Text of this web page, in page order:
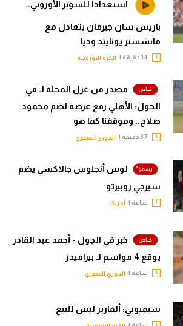
استعدادا للسوبر الأوروبي..
باريس سان جيرمان يتعادل مع
مانشستر يونايتد وديا
الكرة الأوروبية
مصدر من غزل المحلة لـ في
الجول: الأهلي رفع عرضه لضم محمود
صلاح.. وموقفنا كما هو
الدوري المصري
لوس أنجلوس جالاكسي يضم
سيرجي روبيرتو
ساعة | أمريكا
خبر في الجول - أحمد عبد القادر
يوقع 4 مواسم لـ بيراميدز
ساعة | الدوري المصري
سيميوني: ألفاريز ليس للبيع